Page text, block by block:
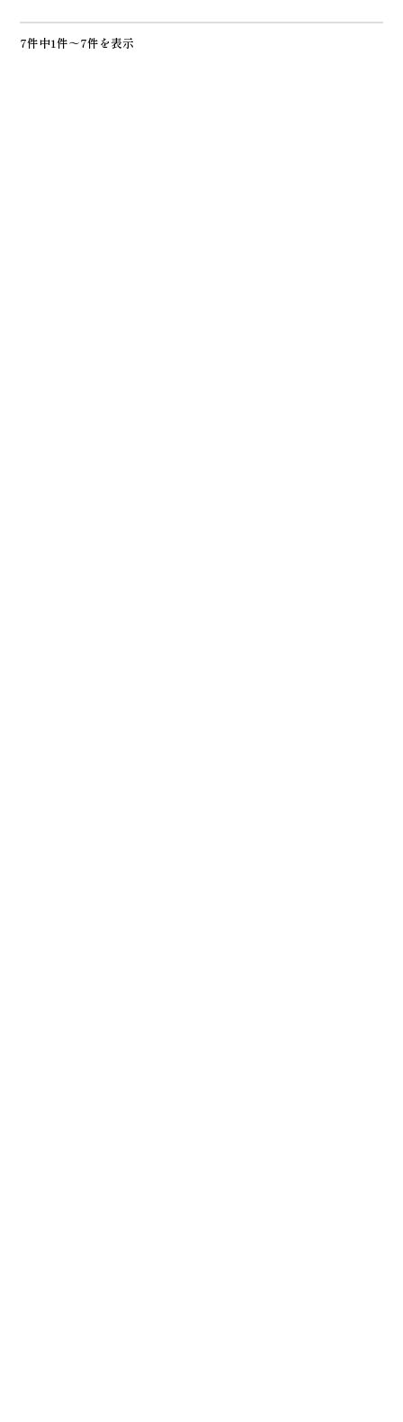
7件中1件～7件を表示